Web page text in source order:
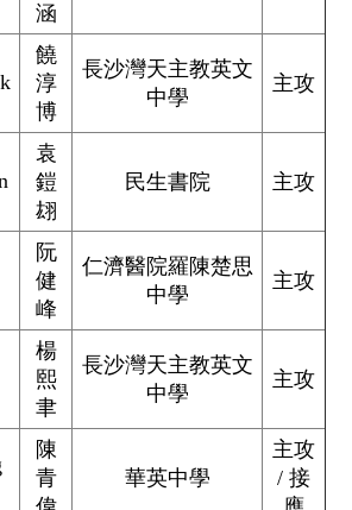
涵
饒
淳
博
長沙灣天主教英文
中學
主攻
袁
鎧
翃
民生書院 主攻
阮
健
峰
仁濟醫院羅陳楚思
中學
主攻
楊
熙
聿
長沙灣天主教英文
中學
主攻
陳
青
華英中學
主攻
/ 接